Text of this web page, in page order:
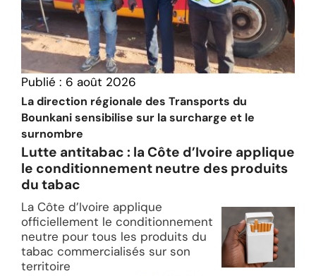
Publié : 6 août 2026
La direction régionale des Transports du
Bounkani sensibilise sur la surcharge et le
surnombre
Lutte antitabac : la Côte d’Ivoire applique
le conditionnement neutre des produits
du tabac
La Côte d’Ivoire applique
officiellement le conditionnement
neutre pour tous les produits du
tabac commercialisés sur son
territoire